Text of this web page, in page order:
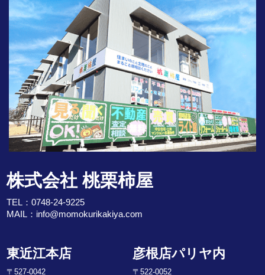
株式会社 桃栗柿屋
TEL：0748-24-9225
MAIL： info@momokurikakiya.com
東近江本店
〒527-0042
彦根店パリヤ内
〒522-0052